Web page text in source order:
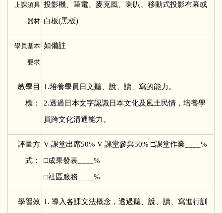
上課須具
器材
投影機、筆電、麥克風、喇叭、移動式投影布幕或
白板(黑板)
學員基本
要求
如備註
教學目
標：
1.培養學員日文聽、說、讀、寫的能力。
2.透過日本文字認識日本文化及風土民情，培養學
員跨文化溝通能力。
評量方
式：
V 課堂出席50% V 課堂參與50% □課堂作業____%
□成果發表____%
□社區服務____%
學習效 1. 導入各課文法概念，透過聽、說、讀、寫進行訓